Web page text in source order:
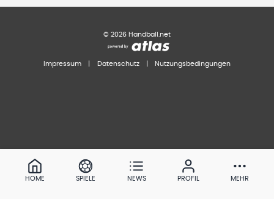
© 2026 Handball.net
Impressum Datenschutz Nutzungsbedingungen
HOME SPIELE NEWS PROFIL MEHR